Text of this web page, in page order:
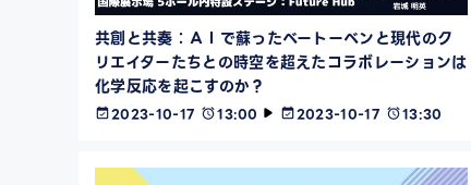
共創と共奏：ＡＩで蘇ったベートーベンと現代のク
リエイターたちとの時空を超えたコラボレーションは
化学反応を起こすのか？
2023-10-17 13:00 2023-10-17 13:30